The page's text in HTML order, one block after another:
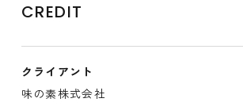
CREDIT
クライアント
味の素株式会社